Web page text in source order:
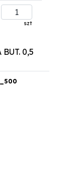
szt
0,5